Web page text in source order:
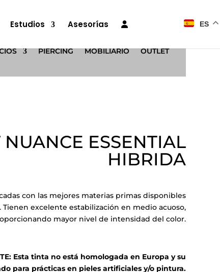
Estudios Asesorías ES
PIERCING MOBILIARIO
OUTLET
NUANCE ESSENTIAL
HIBRIDA
con las mejores materias primas disponibles
excelente estabilización en medio acuoso,
mayor nivel de intensidad del color.
Esta tinta no está homologada en Europa y su
para prácticas en pieles artificiales y/o pintura.